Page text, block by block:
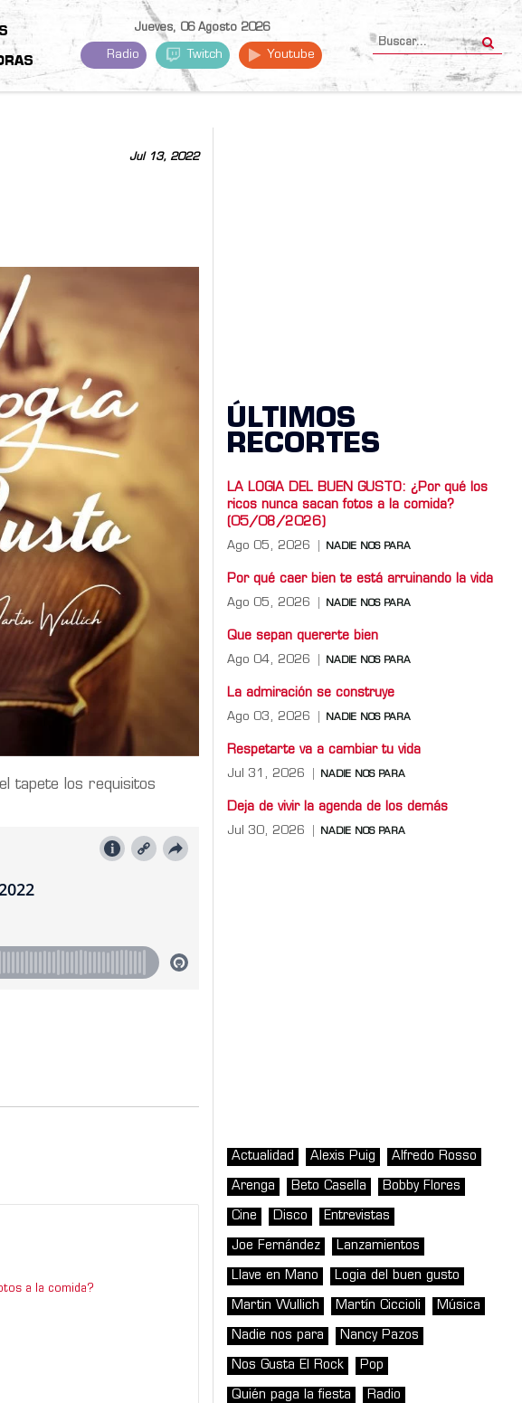
Jueves, 06 Agosto 2026
Radio Twitch Youtube
Jul 13, 2022
tapete los requisitos
a la comida?
ÚLTIMOS
RECORTES
LA LOGIA DEL BUEN GUSTO: ¿Por qué los
ricos nunca sacan fotos a la comida?
(05/08/2026)
Ago 05, 2026 NADIE NOS PARA
Por qué caer bien te está arruinando la vida
Ago 05, 2026 NADIE NOS PARA
Que sepan quererte bien
Ago 04, 2026 NADIE NOS PARA
La admiración se construye
Ago 03, 2026 NADIE NOS PARA
Respetarte va a cambiar tu vida
Jul 31, 2026 NADIE NOS PARA
Deja de vivir la agenda de los demás
Jul 30, 2026 NADIE NOS PARA
Actualidad Alexis Puig Alfredo Rosso
Arenga Beto Casella Bobby Flores
Cine Disco Entrevistas
Joe Fernández Lanzamientos
Llave en Mano Logia del buen gusto
Martin Wullich Martín Ciccioli Música
Nadie nos para Nancy Pazos
Nos Gusta El Rock Pop
Quién paga la fiesta Radio